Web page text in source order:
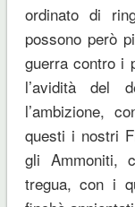
ordinato di
possono però
guerra contro i
l’avidità del
l’ambizione,
questi i nostri
gli Ammoniti,
tregua, con i